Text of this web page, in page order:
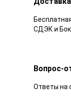
СДЭК и
Вопрос-
Ответы на